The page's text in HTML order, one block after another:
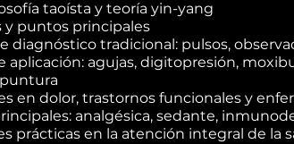
taoísta y teoría yin-yang
y puntos principales
diagnóstico tradicional: pulsos,
aplicación: agujas, digitopresión,
en dolor, trastornos funcionales y
analgésica, sedante,
prácticas en la atención integral de la